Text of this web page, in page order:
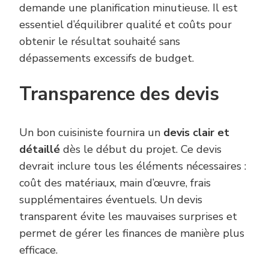
demande une planification minutieuse. Il est
essentiel d’équilibrer qualité et coûts pour
obtenir le résultat souhaité sans
dépassements excessifs de budget.
Transparence des devis
Un bon cuisiniste fournira un devis clair et
détaillé dès le début du projet. Ce devis
devrait inclure tous les éléments nécessaires :
coût des matériaux, main d’œuvre, frais
supplémentaires éventuels. Un devis
transparent évite les mauvaises surprises et
permet de gérer les finances de manière plus
efficace.